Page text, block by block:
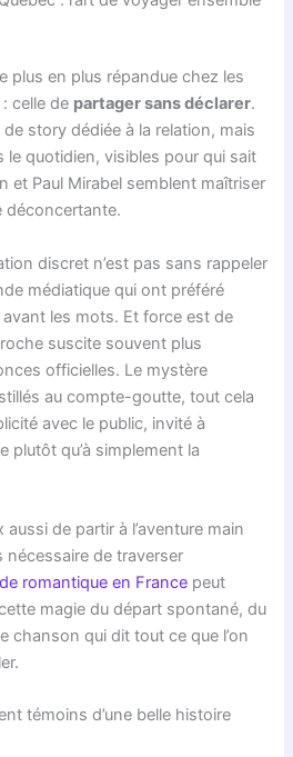
plus en plus répandue chez les
celle de partager sans déclarer.
story dédiée à la relation, mais
le quotidien, visibles pour qui sait
et Paul Mirabel semblent maîtriser
déconcertante.
discret n’est pas sans rappeler
médiatique qui ont préféré
les mots. Et force est de
suscite souvent plus
officielles. Le mystère
au compte-goutte, tout cela
avec le public, invité à
plutôt qu’à simplement la
de partir à l’aventure main
nécessaire de traverser
romantique en France peut
magie du départ spontané, du
chanson qui dit tout ce que l’on
témoins d’une belle histoire